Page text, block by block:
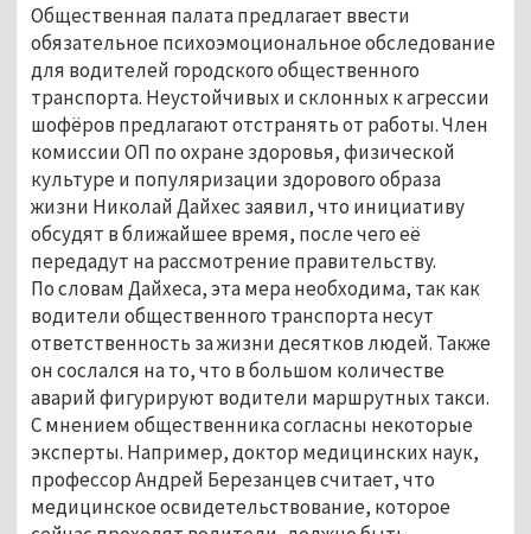
Общественная палата предлагает ввести
обязательное психоэмоциональное обследование
для водителей городского общественного
транспорта. Неустойчивых и склонных к агрессии
шофёров предлагают отстранять от работы. Член
комиссии ОП по охране здоровья, физической
культуре и популяризации здорового образа
жизни Николай Дайхес заявил, что инициативу
обсудят в ближайшее время, после чего её
передадут на рассмотрение правительству.
По словам Дайхеса, эта мера необходима, так как
водители общественного транспорта несут
ответственность за жизни десятков людей. Также
он сослался на то, что в большом количестве
аварий фигурируют водители маршрутных такси.
С мнением общественника согласны некоторые
эксперты. Например, доктор медицинских наук,
профессор Андрей Березанцев считает, что
медицинское освидетельствование, которое